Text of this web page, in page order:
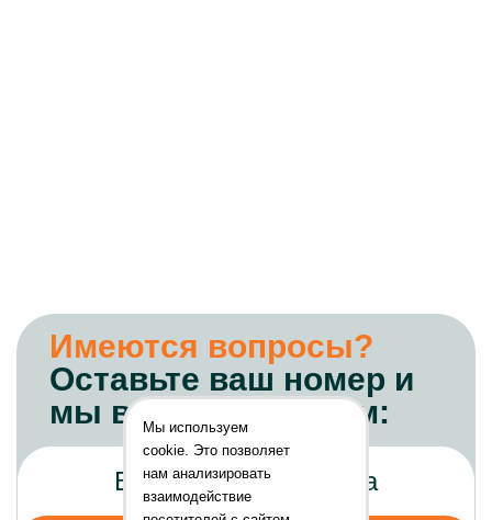
Имеются вопросы?
Оставьте ваш номер и
мы вам перезвоним:
Мы используем
cookie. Это позволяет
нам анализировать
взаимодействие